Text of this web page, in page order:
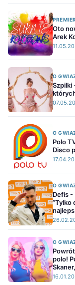
Oto
Arek
O
Szpilki
O
Polo
Disco
O
Defis -
”Tylko
O
polo!